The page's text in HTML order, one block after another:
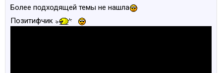
Более подходящей темы не нашла
Позитифчик